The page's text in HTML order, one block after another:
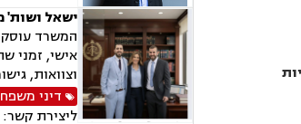
ישאל ושות'
המשרד עוסק
אישי, זמני
וצוואות,
דיני
ליצירת קשר: